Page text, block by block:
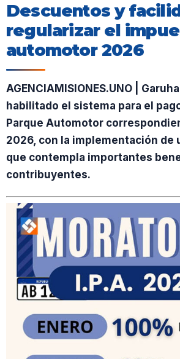
Descuentos y
regularizar el
automotor 2026
AGENCIAMISIONES.UNO |
habilitado el sistema para el
Parque Automotor
2026, con la implementación de
que contempla importantes
contribuyentes.